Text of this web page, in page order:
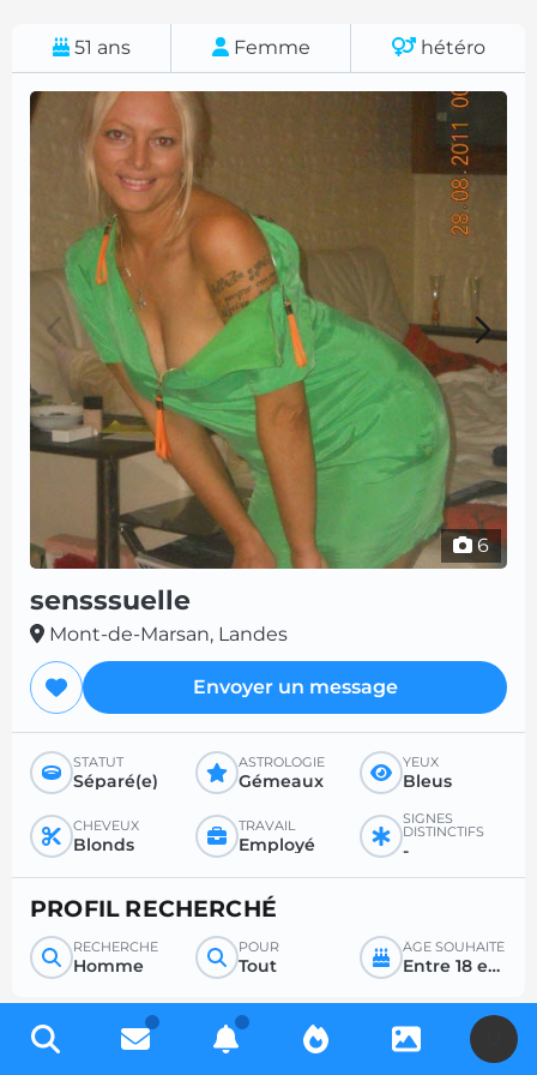
51 ans Femme hétéro
6
sensssuelle
Mont-de-Marsan, Landes
Envoyer un message
STATUT
Séparé(e)
ASTROLOGIE
Gémeaux
YEUX
Bleus
CHEVEUX
Blonds
TRAVAIL
Employé
SIGNES
DISTINCTIFS
-
PROFIL RECHERCHÉ
RECHERCHE
Homme
POUR
Tout
ÂGE SOUHAITÉ
Entre 18 et 35
Inscrivez-vous gratuitement pour accéder à des